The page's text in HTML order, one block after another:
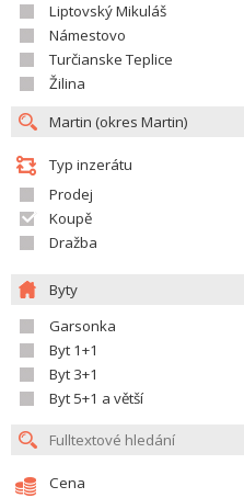
Liptovský Mikuláš
Námestovo
Turčianske Teplice
Žilina
Typ inzerátu
Prodej
Koupě
Dražba
Byty
Garsonka
Byt 1+1
Byt 3+1
Byt 5+1 a větší
Cena